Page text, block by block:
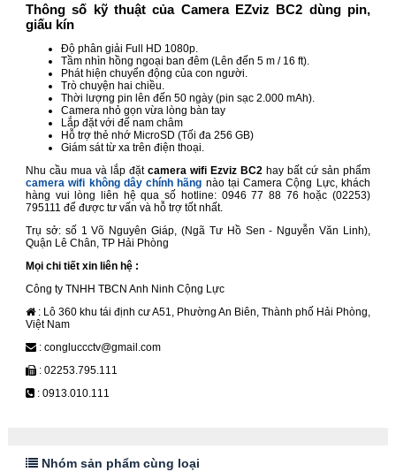
Thông số kỹ thuật của Camera EZviz BC2 dùng pin,
giấu kín
Độ phân giải Full HD 1080p.
Tầm nhìn hồng ngoại ban đêm (Lên đến 5 m / 16 ft).
Phát hiện chuyển động của con người.
Trò chuyện hai chiều.
Thời lượng pin lên đến 50 ngày (pin sạc 2.000 mAh).
Camera nhỏ gọn vừa lòng bàn tay
Lắp đặt với đế nam châm
Hỗ trợ thẻ nhớ MicroSD (Tối đa 256 GB)
Giám sát từ xa trên điện thoại.
Nhu cầu mua và lắp đặt camera wifi Ezviz BC2 hay bất cứ sản phẩm
camera wifi không dây chính hãng nào tại Camera Cộng Lực, khách
hàng vui lòng liên hệ qua số hotline: 0946 77 88 76 hoặc (02253)
795111 để được tư vấn và hỗ trợ tốt nhất.
Trụ sở: số 1 Võ Nguyên Giáp, (Ngã Tư Hồ Sen - Nguyễn Văn Linh),
Quận Lê Chân, TP Hải Phòng
Mọi chi tiết xin liên hệ :
Công ty TNHH TBCN Anh Ninh Cộng Lực
: Lô 360 khu tái định cư A51, Phường An Biên, Thành phố Hải Phòng,
Việt Nam
: congluccctv@gmail.com
: 02253.795.111
: 0913.010.111
Nhóm sản phẩm cùng loại